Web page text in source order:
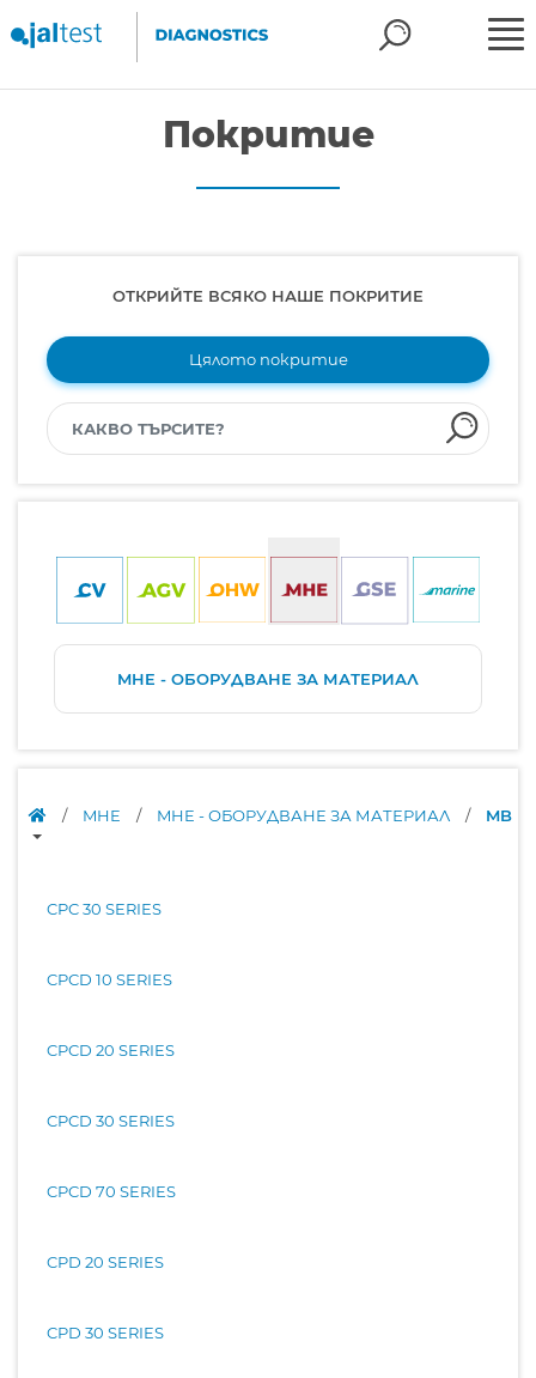
Покритие
ОТКРИЙТЕ ВСЯКО НАШЕ ПОКРИТИЕ
Цялото покритие
MHE - ОБОРУДВАНЕ ЗА МАТЕРИАЛ
/ MHE / MHE - ОБОРУДВАНЕ ЗА МАТЕРИАЛ / MB
CPC 30 SERIES
CPCD 10 SERIES
CPCD 20 SERIES
CPCD 30 SERIES
CPCD 70 SERIES
CPD 20 SERIES
CPD 30 SERIES